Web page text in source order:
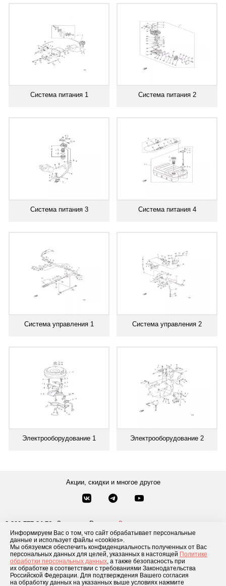
Информируем Вас о том, что сайт обрабатывает персональные
данные и использует файлы «cookies».
Мы обязуемся обеспечить конфиденциальность полученных от Вас
персональных данных для целей, указанных в настоящей Политике
обработки персональных данных, а также безопасность при
их обработке в соответствии с требованиями Законодательства
Российской Федерации. Для подтверждения Вашего согласия
на обработку данных на указанных выше условиях нажмите
Система питания 1 Система питания 2
Система питания 3 Система питания 4
Система управления 1 Система управления 2
Электрооборудование 1 Электрооборудование 2
Акции, скидки и многое другое
8-800-777-84-76 Звонки по России
Заказать звонок
8 495 181-69-06
Москва
Каталог товаров О компании Доставка и оплата Блог
Условия рассрочки
Контакты